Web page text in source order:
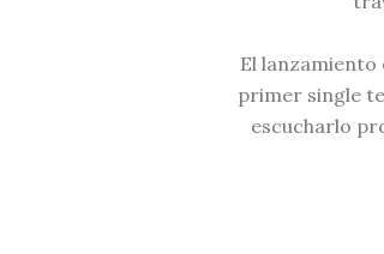
El lanzamiento
primer single
escucharlo